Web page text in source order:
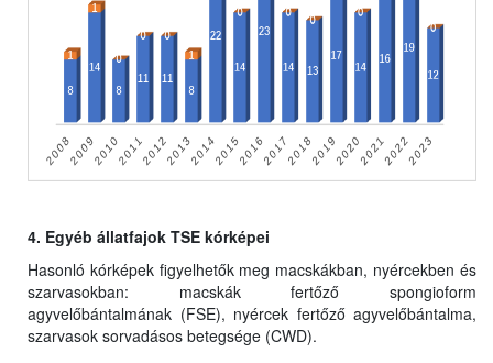
4. Egyéb állatfajok TSE kórképei
Hasonló kórképek figyelhetők meg macskákban, nyércekben és
szarvasokban: macskák fertőző spongioform
agyvelőbántalmának (FSE), nyércek fertőző agyvelőbántalma,
szarvasok sorvadásos betegsége (CWD).